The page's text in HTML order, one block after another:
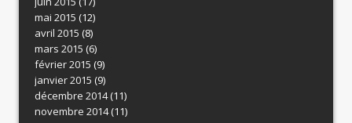
mai 2015 (12)
avril 2015 (8)
mars 2015 (6)
février 2015 (9)
janvier 2015 (9)
décembre 2014(11)
novembre 2014(11)